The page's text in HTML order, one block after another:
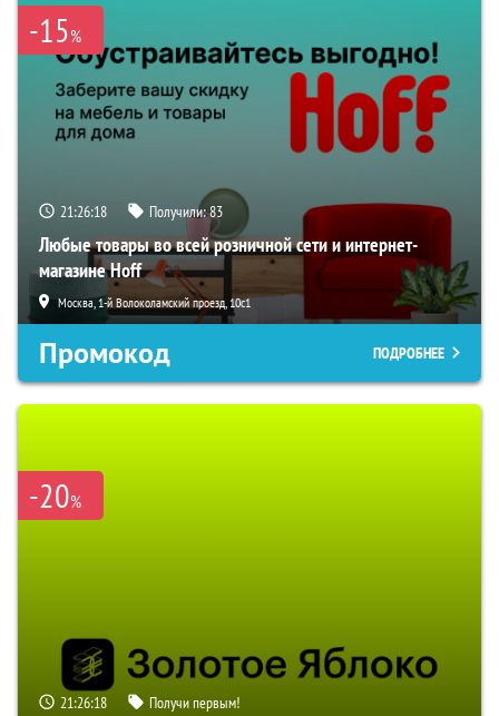
-15%
21:26:17 Получили:83
Любые товары во всей розничной сети и интернет-
магазине Hoff
Москва, 1-й Волоколамский проезд, 10с1
Промокод ПОДРОБНЕЕ
-20%
21:26:17 Получи первым!